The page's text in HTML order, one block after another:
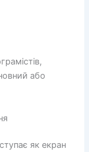
або
як екран